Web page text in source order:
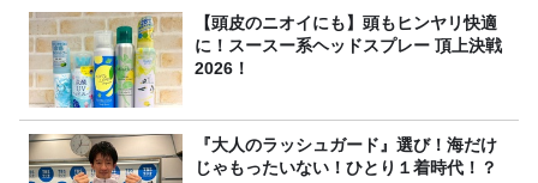
【頭皮のニオイにも】頭もヒンヤリ快適
に！スースー系ヘッドスプレー 頂上決戦
2026！
『大人のラッシュガード』選び！海だけ
じゃもったいない！ひとり１着時代！？